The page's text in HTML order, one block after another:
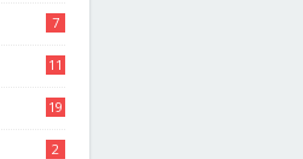
7
11
19
2